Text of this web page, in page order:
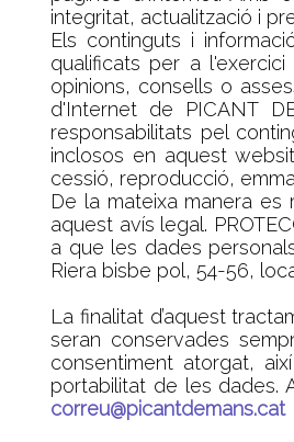
integritat, actualització i
Els continguts i
qualificats per a
opinions, consells o
d'Internet de PICANT
responsabilitats pel
inclosos en aquest
cessió, reproducció,
De la mateixa manera es
aquest avís legal.
a que les dades
Riera bisbe pol, 54-56,
La finalitat d’aquest
seran conservades
consentiment atorgat,
portabilitat de les dades.
correu@picantdemans.cat